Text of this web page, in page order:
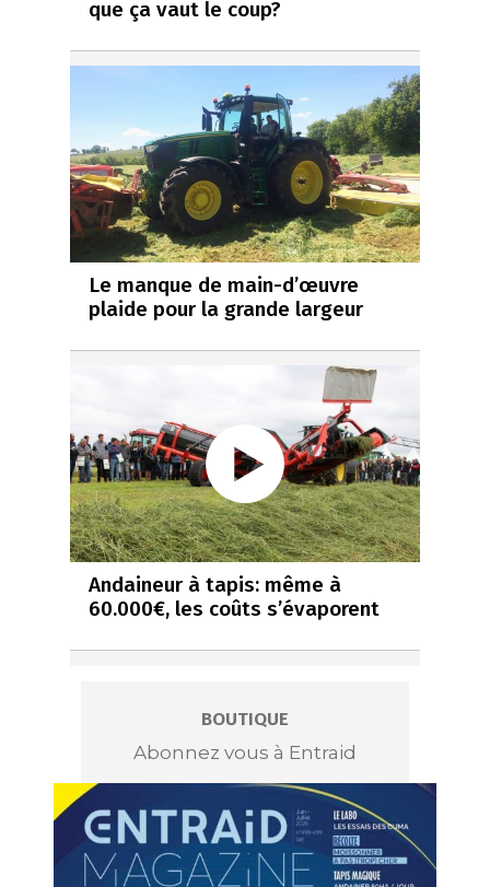
que ça vaut le coup?
Le manque de main-d’œuvre
plaide pour la grande largeur
Andaineur à tapis: même à
60.000€, les coûts s’évaporent
BOUTIQUE
Abonnez vous à Entraid